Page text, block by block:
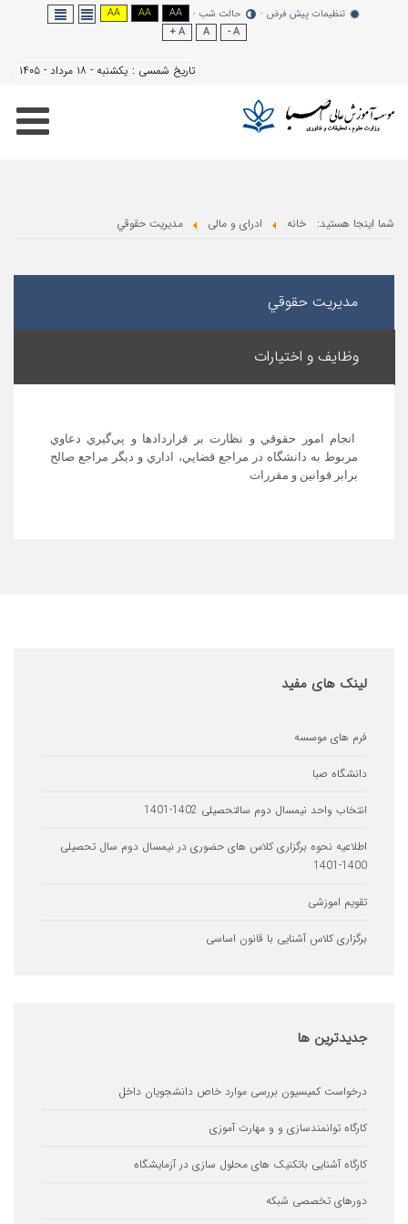
تنظیمات پیش فرض حالت شب AA
AA
AA
یکشنبه - ۱۸ مرداد - ۱۴۰۵
خانه ادرای و مالی مدیریت حقوقي
حقوقي
و اختیارات
امور حقوقي و نظارت بر قراردادها و پي‌گيري دعاوي
به دانشگاه در مراجع قضايي، اداري و ديگر مراجع صالح
قوانين و مقررات
های مفید
موسسه
واحد نیمسال دوم سالتحصیلی 1402-1401
نحوه برگزاری کلاس های حضوری در نیمسال دوم سال تحصیلی
کلاس آشنایی با قانون اساسی
ها
کمیسیون بررسی موارد خاص دانشجویان داخل
توانمندسازی و و مهارت آموزی
آشنایی باتکنیک های محلول سازی در آزمایشگاه
تخصصی شبکه